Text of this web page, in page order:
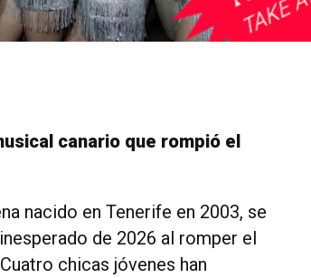
canario que rompió el
nacido en Tenerife en 2003, se
de 2026 al romper el
chicas jóvenes han